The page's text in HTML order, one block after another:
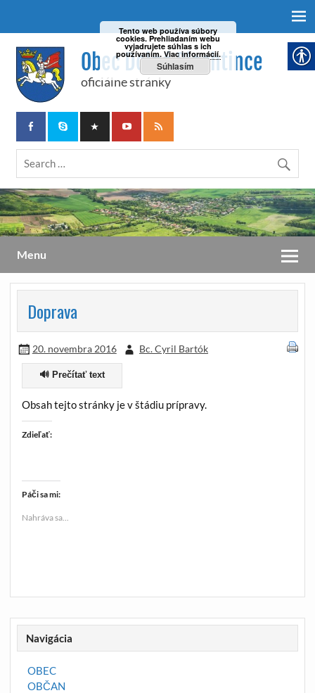
Obec Dolné Plachtince
oficiálne stránky
Menu
Doprava
20. novembra 2016 Bc. Cyril Bartók
🔊 Prečítať text
Obsah tejto stránky je v štádiu prípravy.
Zdieľať:
Páči sa mi:
Nahráva sa...
Navigácia
OBEC
OBČAN
Tento web používa súbory
cookies. Prehliadaním webu
vyjadrujete súhlas s ich
používaním. Viac informácií.
Súhlasím